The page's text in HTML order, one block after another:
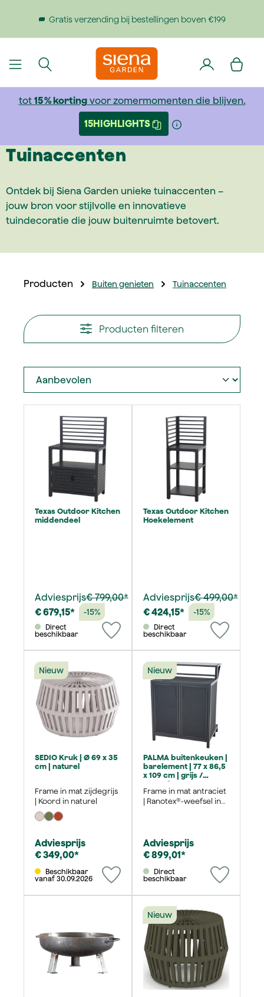
Gratis verzending bij bestellingen boven €199
tot 15 % kortingvoor zomermomenten die blijven.
15HIGHLIGHTS
Tuinaccenten
Ontdek bij Siena Garden unieke tuinaccenten –
jouw bron voor stijlvolle en innovatieve
tuindecoratie die jouw buitenruimte betovert.
Producten Buiten genieten Tuinaccenten
Producten filteren
Texas Outdoor Kitchen
middendeel
Adviesprijs€ 799,00*
€ 679,15*
-15%
beschikbaar
Texas Outdoor Kitchen
Hoekelement
Adviesprijs€ 499,00*
€ 424,15*
-15%
beschikbaar
Nieuw
SEDIO Kruk | Ø 69 x 35
cm | naturel
Frame in mat zijdegrijs
| Koord in naturel
Adviesprijs
€ 349,00*
vanaf 30.09.2026
Nieuw
PALMA buitenkeuken |
barelement | 77 x 86,5
x 109 cm | grijs /
antraciet
Frame in mat antraciet
| Ranotex®-weefsel in
Adviesprijs
€ 899,01*
beschikbaar
Nieuw